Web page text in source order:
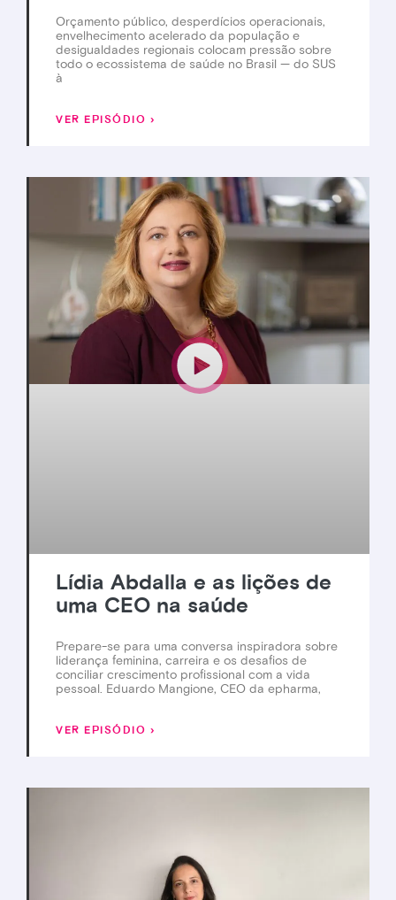
Orçamento público, desperdícios operacionais,
envelhecimento acelerado da população e
desigualdades regionais colocam pressão sobre
todo o ecossistema de saúde no Brasil — do SUS
à
VER EPISÓDIO ›
Lídia Abdalla e as lições de
uma CEO na saúde
Prepare-se para uma conversa inspiradora sobre
liderança feminina, carreira e os desafios de
conciliar crescimento profissional com a vida
pessoal. Eduardo Mangione, CEO da epharma,
VER EPISÓDIO ›